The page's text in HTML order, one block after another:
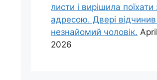
листи і вирішила поїхати
адресою. Двері відчинив
незнайомий чоловік.
2026